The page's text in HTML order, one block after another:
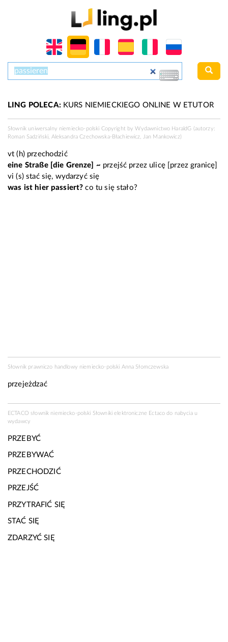
LING POLECA:KURS NIEMIECKIEGO ONLINE W ETUTOR
Słownik uniwersalny niemiecko-polski Copyright by Wydawnictwo HaraldG (autorzy:
Roman Sadziński, Aleksandra Czechowska-Błachiewicz, Jan Mankowicz)
vt ( h) przechodzić
eine Straße [die Grenze] ~ przejść przez ulicę [przez granicę]
vi (s) stać się, wydarzyć się
was ist hier passiert? co tu się stało?
Słownik prawniczo handlowy niemiecko-polski Anna Słomczewska
przejeżdzać
ECTACO słownik niemiecko-polski Słowniki elektroniczne Ectaco do nabycia u
wydawcy
PRZEBYĆ
PRZEBYWAĆ
PRZECHODZIĆ
PRZEJŚĆ
PRZYTRAFIĆ SIĘ
STAĆ SIĘ
ZDARZYĆ SIĘ